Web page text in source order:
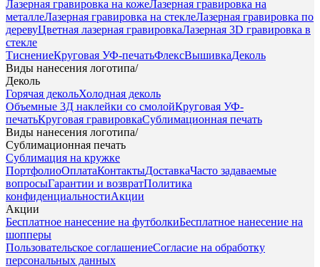
Лазерная гравировка на кожеЛазерная гравировка на
металлеЛазерная гравировка на стеклеЛазерная гравировка по
деревуЦветная лазерная гравировкаЛазерная 3D гравировка в
стекле
ТиснениеКруговая УФ-печатьФлексВышивкаДеколь
Виды нанесения логотипа/
Деколь
Горячая декольХолодная деколь
Объемные 3Д наклейки со смолойКруговая УФ-
печатьКруговая гравировкаСублимационная печать
Виды нанесения логотипа/
Сублимационная печать
Сублимация на кружке
ПортфолиоОплатаКонтактыДоставкаЧасто задаваемые
вопросыГарантии и возвратПолитика
конфиденциальностиАкции
Акции
Бесплатное нанесение на футболкиБесплатное нанесение на
шопперы
Пользовательское соглашениеСогласие на обработку
персональных данных